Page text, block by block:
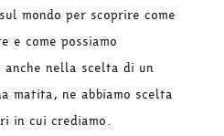
mondo per scoprire come
e come possiamo
nella scelta di un
matita, ne abbiamo scelta
in cui crediamo.